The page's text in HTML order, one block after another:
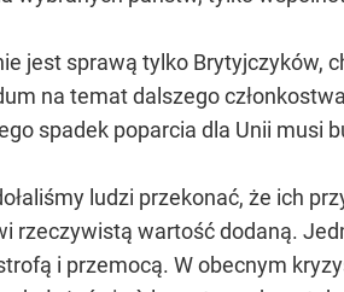
jest sprawą tylko Brytyjczyków,
na temat dalszego
spadek poparcia dla Unii musi
ludzi przekonać, że ich
rzeczywistą wartość dodaną.
i przemocą. W obecnym